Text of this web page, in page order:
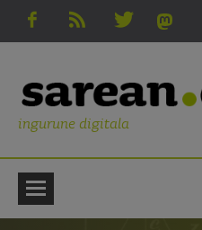
ingurune digitala